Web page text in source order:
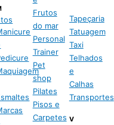
Frutos
do mar
Personal
Trainer
Pet
shop
Pilates
Pisos e
Carpetes
Tapeçaria
Tatuagem
Taxi
Telhados
e
Calhas
Transportes
V